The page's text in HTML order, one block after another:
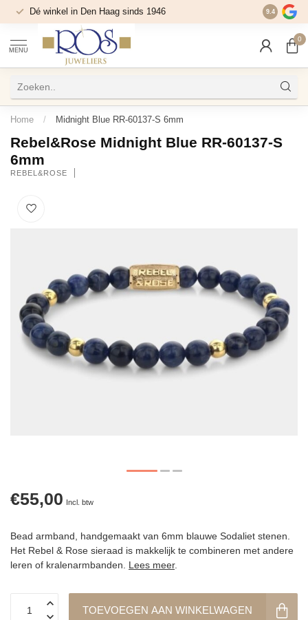
Dé winkel in Den Haag sinds 1946 9.4
MENU
0
Home / Midnight Blue RR-60137-S 6mm
Rebel&Rose Midnight Blue RR-60137-S
6mm
REBEL&ROSE
€55,00 Incl. btw
Bead armband, handgemaakt van 6mm blauwe Sodaliet stenen.
Het Rebel & Rose sieraad is makkelijk te combineren met andere
leren of kralenarmbanden. Lees meer.
TOEVOEGEN AAN WINKELWAGEN